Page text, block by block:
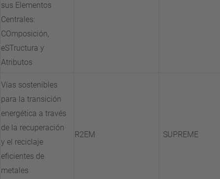
sus Elementos
Centrales:
COmposición,
eSTructura y
Atributos
Vías sostenibles
para la transición
energética a través
de la recuperación
y el reciclaje
eficientes de
metales
R2EM SUPREME